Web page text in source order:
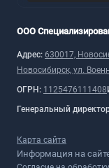
ООО
Адрес: 630017,
Новосибирск, ул.
ОГРН: 1125476111408
Генеральный
Карта сайта
Информация на